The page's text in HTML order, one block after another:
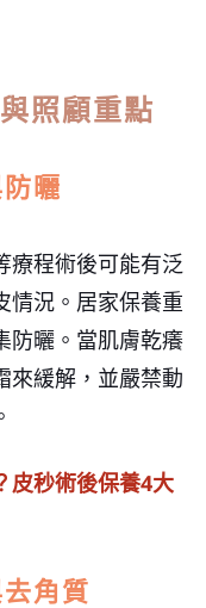
照顧重點
曬
療程術後可能有泛
情況。居家保養重
防曬。當肌膚乾癢
來緩解，並嚴禁動
皮秒術後保養4大
角質